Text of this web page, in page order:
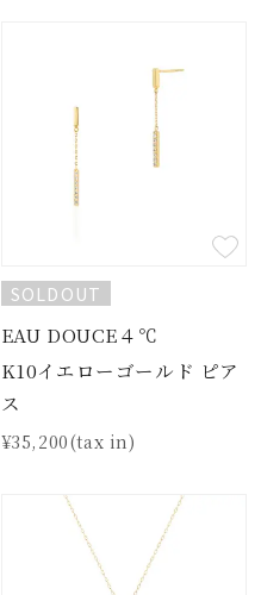
SOLDOUT
EAU DOUCE４℃
K10イエローゴールド ピア
ス
¥35,200(tax in)